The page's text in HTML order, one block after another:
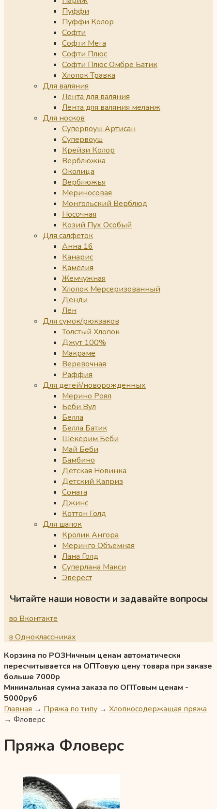
Пуффи
Пуффи Колор
Софти
Софти Мега
Софти Плюс
Софти Плюс Омбре Батик
Хлопок Травка
Для валяния
Лента для валяния
Лента для валяния меланж
Для носков
Супервоуш Артисан
Супервоуш
Крейзи Колор
Верблюжка
Околица
Верблюжья
Мериносовая
Монгольский Верблюд
Носочная
Козий Пух Особый
Для салфеток
Анна 16
Канарис
Камелия
Жемчужная
Хлопок Мерсеризованный
Денди
Лён
Для сумок/рюкзаков
Толстый Хлопок
Джут 100%
Макраме
Веревочная
Раффия
Для детей/новорожденных
Мерино Роял
Беби Вул
Белла
Белла Батик
Шекерим Беби
Май Беби
Бамбино
Детская Новинка
Детский Каприз
Соната
Джинс
Коттон Голд
Для шапок
Кролик Ангора
Меринго Объемная
Лана Голд
Суперлана Макси
Эверест
Читайте наши новости и задавайте вопросы
во Вконтакте
в Одноклассниках
Корзина по РОЗНичным ценам автоматически
пересчитывается на ОПТовую цену товара при заказе
больше 7000р
Минимальная сумма заказа по ОПТовым ценам -
5000руб
Главная → Пряжа по типу → Хлопкосодержащая пряжа
→ Фловерс
Пряжа Фловерс